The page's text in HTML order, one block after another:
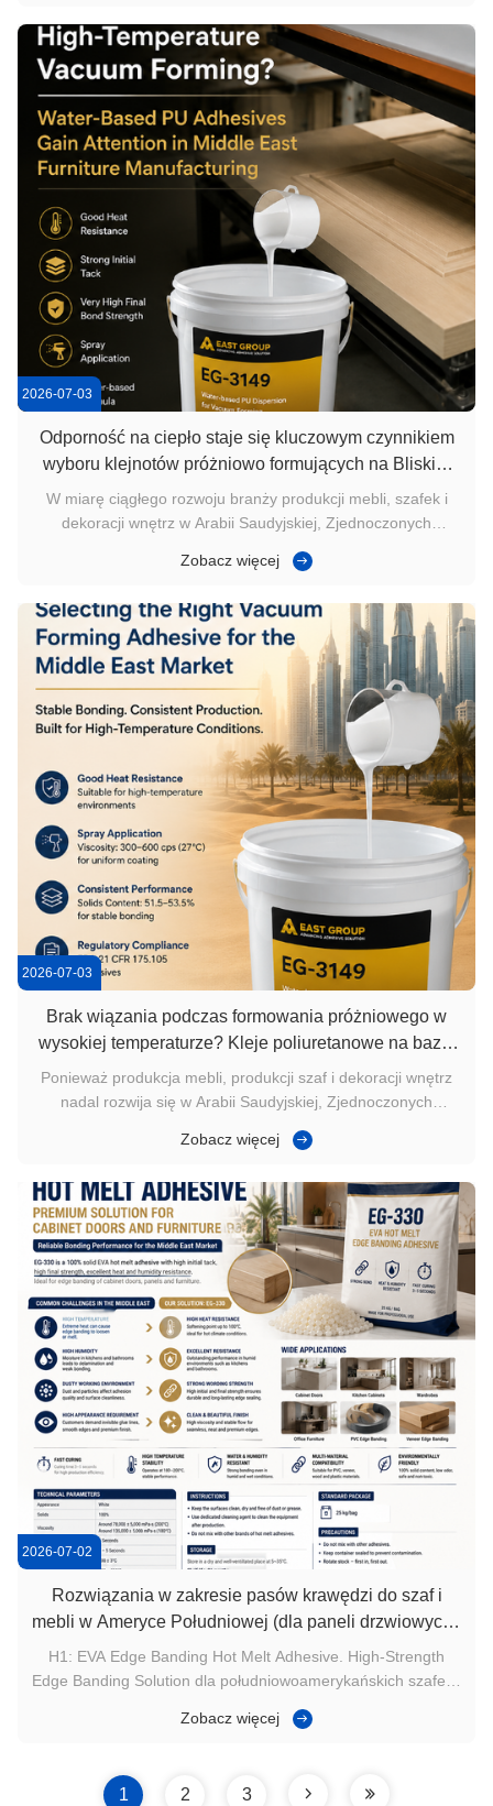
jest profesjonalistąKlej ...
2026-07-03
Odporność na ciepło staje się kluczowym czynnikiem
wyboru klejnotów próżniowo formujących na Bliskim
Wschodzie
W miarę ciągłego rozwoju branży produkcji mebli, szafek i
dekoracji wnętrz w Arabii Saudyjskiej, Zjednoczonych
Wschodu, technologia formowania próżniowego stała się
dekoracyjnych paneli ...
Zobacz więcej
2026-07-03
Brak wiązania podczas formowania próżniowego w
wysokiej temperaturze? Kleje poliuretanowe na bazie
wody zyskują uwagę w produkcji mebli na Bliskim
Wschodzie
Ponieważ produkcja mebli, produkcji szaf i dekoracji wnętrz
nadal rozwija się w Arabii Saudyjskiej, Zjednoczonych
Wschodu,tworzenie próżniW tym samym czasie podwyższone
jakościowe sprawi...
Zobacz więcej
2026-07-02
Rozwiązania w zakresie pasów krawędzi do szaf i
mebli w Ameryce Południowej (dla paneli drzwiowych i
mebli panelowych)
H1: EVA Edge Banding Hot Melt Adhesive. High-Strength
Edge Banding Solution dla południowoamerykańskich szafek i
stałych,jeden składnik kleju EVA na gorąco topionych
Zobacz więcej
1 2 3